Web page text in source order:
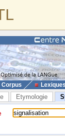
Corpus
Etymologie